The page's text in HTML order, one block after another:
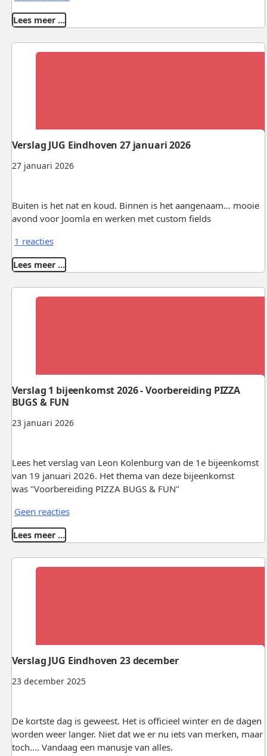
Lees meer …
27 januari 2026
Verslag JUG Eindhoven 27 januari 2026
Buiten is het nat en koud. Binnen is het aangenaam... mooie
avond voor Joomla en werken met custom fields
1 reacties
Lees meer …
23 januari 2026
Verslag 1 bijeenkomst 2026 - Voorbereiding PIZZA
BUGS & FUN
Lees het verslag van Leon Kolenburg van de 1e bijeenkomst
van 19 januari 2026. Het thema van deze bijeenkomst
was "Voorbereiding PIZZA BUGS & FUN"
Geen reacties
Lees meer …
23 december 2025
Verslag JUG Eindhoven 23 december
De kortste dag is geweest. Het is officieel winter en de dagen
worden weer langer. Niet dat we er nu iets van merken, maar
toch.... Vandaag een manusje van alles.